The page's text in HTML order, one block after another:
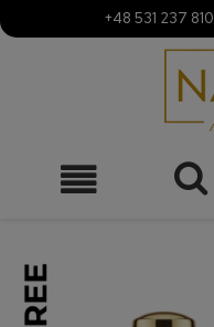
+48 531 237 810